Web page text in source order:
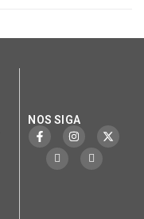
NOS SIGA